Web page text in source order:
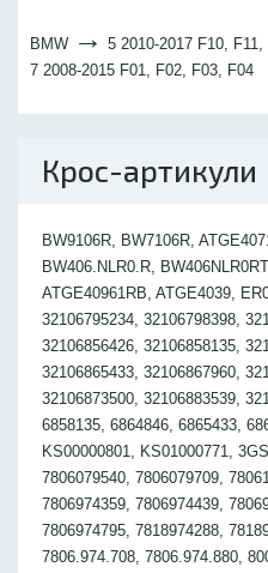
BMW → 5 2010-2017 F10,
7 2008-2015 F01, F02, F03, F04
Крос-артикули
BW9106R, BW7106R,
BW406.NLR0.R,
ATGE40961RB, ATGE4039,
32106795234, 32106798398,
32106856426, 32106858135,
32106865433, 32106867960,
32106873500, 32106883539,
6858135, 6864846, 6865433,
KS00000801, KS01000771,
7806079540, 7806079709,
7806974359, 7806974439,
7806974795, 7818974288,
7806.974.708, 7806.974.880,